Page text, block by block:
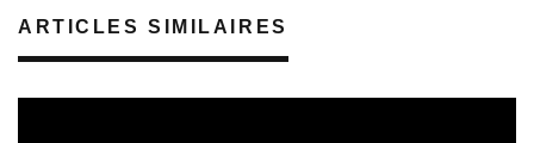
ARTICLES SIMILAIRES